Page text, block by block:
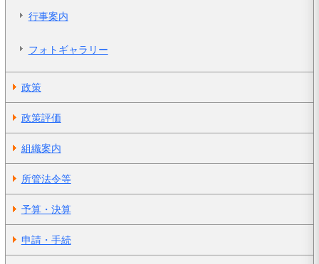
行事案内
フォトギャラリー
政策
政策評価
組織案内
所管法令等
予算・決算
申請・手続